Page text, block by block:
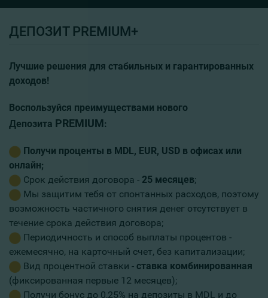
ДЕПОЗИТ PREMIUM+
Лучшие решения для стабильных и гарантированных
доходов!
Воспользуйся преимуществами нового
Депозита PREMIUM:
Получи проценты в MDL, EUR, USD в офисах или
онлайн;
Срок действия договора - 25 месяцев;
Мы защитим тебя от спонтанных расходов, поэтому
возможность частичного снятия денег отсутствует в
течение срока действия договора;
Периодичность и способ выплаты процентов -
ежемесячно, на карточный счет, без капитализации;
Вид процентной ставки - ставка комбинированная
(фиксированная первые 12 месяцев);
Получи бонус до 0,25% на депозиты в MDL и до